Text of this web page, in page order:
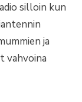
silloin kun
ja
vahvoina